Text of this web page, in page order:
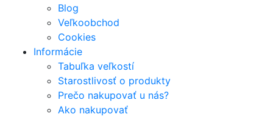
Blog
Veľkoobchod
Cookies
Informácie
Tabuľka veľkostí
Starostlivosť o produkty
Prečo nakupovať u nás?
Ako nakupovať